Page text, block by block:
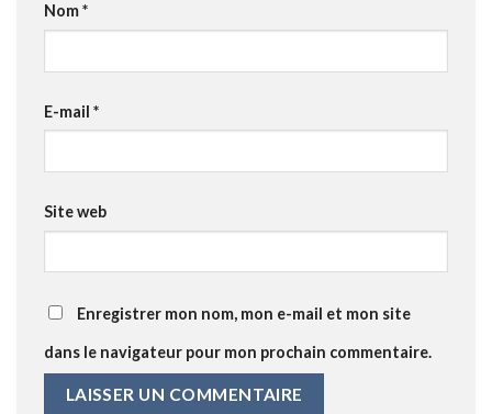
Nom*
E-mail *
Site web
Enregistrer mon nom, mon e-mail et mon site
dans le navigateur pour mon prochain commentaire.